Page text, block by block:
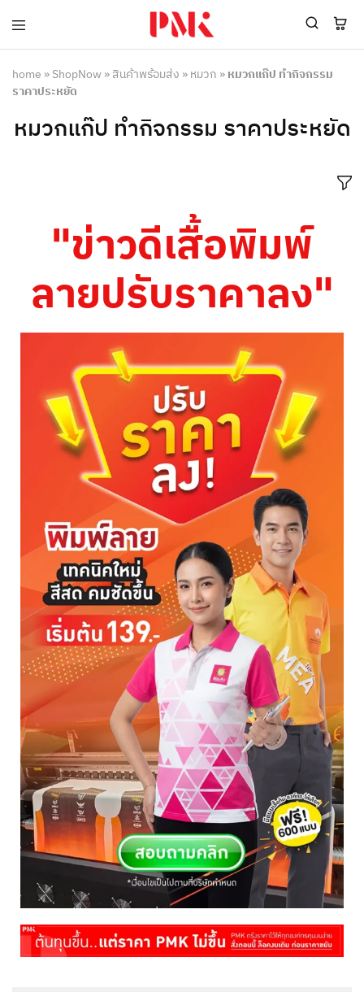
PMK
ผู้
สร้าง
แบรนด์
ผู้
เสื้อ
บริษัท
มาตรฐาน
ที่2
home »ShopNow »สินค้าพร้อมส่ง »หมวก »หมวกแก๊ป ทำกิจกรรม
ราคาประหยัด
หมวกแก๊ป ทำกิจกรรม ราคาประหยัด
"ข่าวดีเสื้อพิมพ์
ลายปรับราคาลง"